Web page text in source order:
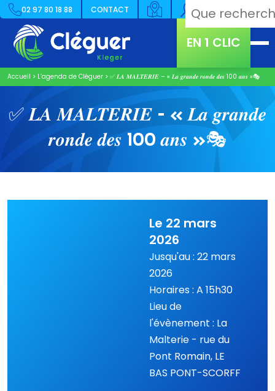
02 97 80 18 88 CONTACT
EN 1 CLIC
Accueil > L’agenda de Cléguer > ✅ 𝑳𝑨 𝑴𝑨𝑳𝑻𝑬𝑹𝑰𝑬 – « 𝑳𝒂 𝒈𝒓𝒂𝒏𝒅𝒆 𝒓𝒐𝒏𝒅𝒆 𝒅𝒆𝒔 100 𝒂𝒏𝒔 »🎭
✅ 𝑳𝑨 𝑴𝑨𝑳𝑻𝑬𝑹𝑰𝑬 – « 𝑳𝒂 𝒈𝒓𝒂𝒏𝒅𝒆
𝒓𝒐𝒏𝒅𝒆 𝒅𝒆𝒔 100 𝒂𝒏𝒔 »🎭
Le 22 mars
2026
Jusqu'au : 22 mars
2026
Horaires : A 15h30
Lieu de
l'évènement : La
Malterie - rue du
Pont Romain, LE
BAS PONT-SCORFF